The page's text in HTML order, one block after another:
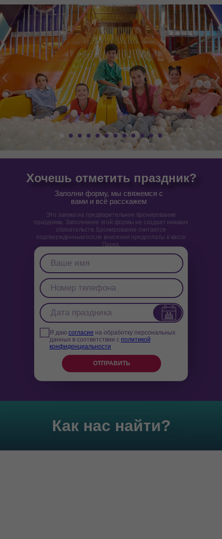
Это заявка на предварительное бронирование
праздника. Заполнение этой формы не создает никаких
обязательств. Бронирование считается
подтвержденным после внесения предоплаты в кассе
Парка.
Я даю согласие на обработку персональных
данных в соответствии с политикой
конфиденциальности
ОТПРАВИТЬ
Хочешь отметить праздник?
Заполни форму, мы свяжемся с
вами и всё расскажем
Как нас найти?